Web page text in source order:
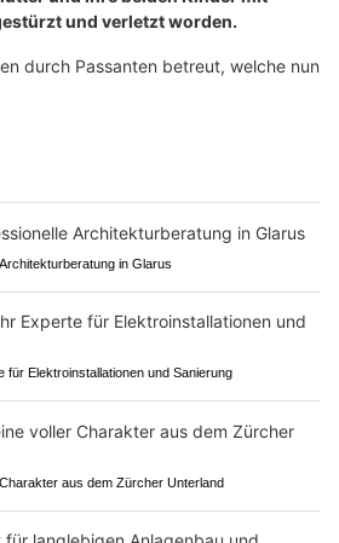
und verletzt worden.
durch Passanten betreut, welche nun
in Glarus
für Elektroinstallationen und Sanierung
aus dem Zürcher Unterland